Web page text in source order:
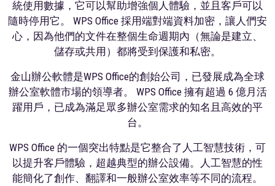
統使用數據，它可以幫助增強個人體驗，並且客戶可以
隨時停用它。 WPS Office 採用端對端資料加密，讓人們安
心，因為他們的文件在整個生命週期內（無論是建立、
儲存或共用）都將受到保護和私密。
金山辦公軟體是WPS Office的創始公司，已發展成為全球
辦公室軟體市場的領導者。 WPS Office 擁有超過 6 億月活
躍用戶，已成為滿足眾多辦公室需求的知名且高效的平
台。
WPS Office 的一個突出特點是它整合了人工智慧技術，可
以提升客戶體驗，超越典型的辦公設備。人工智慧的性
能簡化了創作、翻譯和一般辦公室效率等不同的流程。